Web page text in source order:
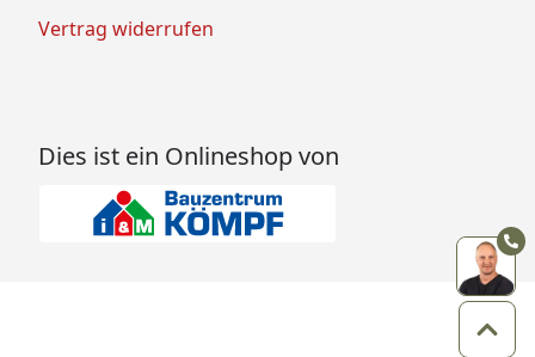
Vertrag widerrufen
Dies ist ein Onlineshop von